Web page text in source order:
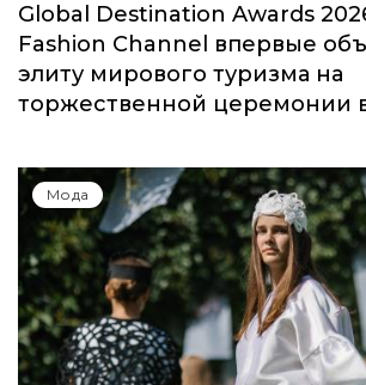
Global Destination Awards
Fashion Channel впервые
элиту мирового туризма на
торжественной церемонии
Мода